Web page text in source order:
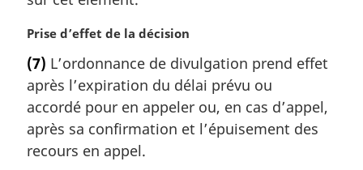
a
l
e
:
N
t
e
m
a
g
Prise d’effet de la décision
(7) L’ordonnance de divulgation prend effet
après l’expiration du délai prévu ou
accordé pour en appeler ou, en cas d’appel,
après sa confirmation et l’épuisement des
recours en appel.